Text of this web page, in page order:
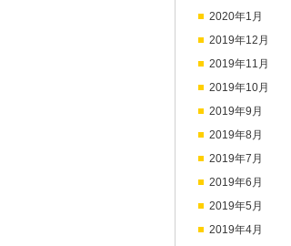
2020年1月
2019年12月
2019年11月
2019年10月
2019年9月
2019年8月
2019年7月
2019年6月
2019年5月
2019年4月